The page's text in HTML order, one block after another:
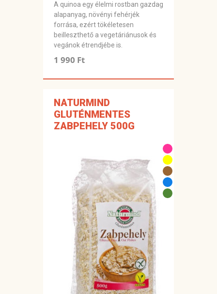
A quinoa egy élelmi rostban gazdag
alapanyag, növényi fehérjék
forrása, ezért tökéletesen
beilleszthető a vegetáriánusok és
vegánok étrendjébe is.
1 990 Ft
NATURMIND
GLUTÉNMENTES
ZABPEHELY 500G